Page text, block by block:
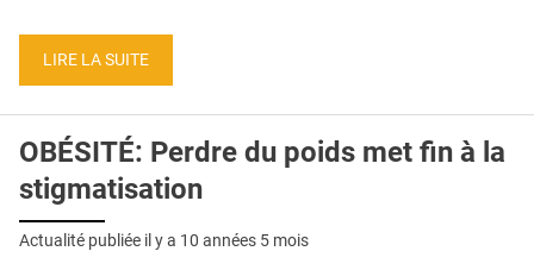
CONDITIONS GÉNÉRALES
CRÉDITS
LIRE LA SUITE
OBÉSITÉ: Perdre du poids met fin à la
stigmatisation
Actualité publiée il y a 10 années 5 mois